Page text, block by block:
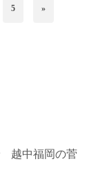
5 »
越中福岡の菅